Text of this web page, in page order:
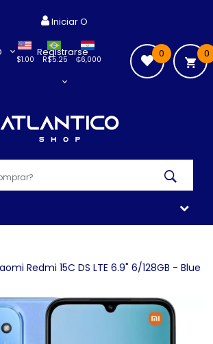
$1.00 ₲6,000
R$5.25
Iniciar O
Registrarse 0
0
Redmi 15C DS LTE 6.9" 6/128GB - Blue